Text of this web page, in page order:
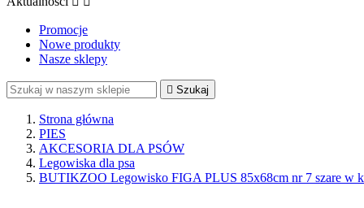
Promocje
Nowe produkty
Nasze sklepy
 Szukaj
Strona główna
PIES
AKCESORIA DLA PSÓW
Legowiska dla psa
BUTIKZOO Legowisko FIGA PLUS 85x68cm nr 7 szare w